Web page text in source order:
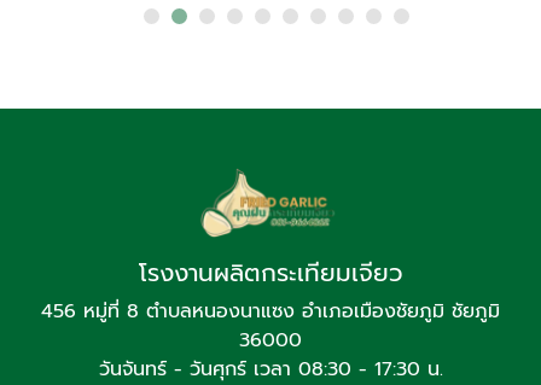
โรงงานผลิตกระเทียมเจียว
456 หมู่ที่ 8 ตำบลหนองนาแซง อำเภอเมืองชัยภูมิ ชัยภูมิ
36000
วันจันทร์ - วันศุกร์ เวลา 08:30 - 17:30 น.